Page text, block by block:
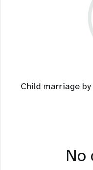
Child marriage
No